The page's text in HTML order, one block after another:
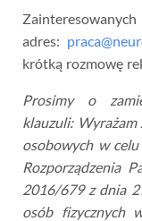
Zainteresowanych
adres:
krótką rozmowę
Prosimy o
klauzuli: Wyrażam
osobowych w
Rozporządzenia
2016/679 z dnia
osób fizycznych